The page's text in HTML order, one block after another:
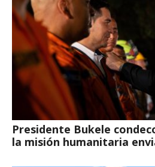
Presidente Bukele
la misión humanitaria